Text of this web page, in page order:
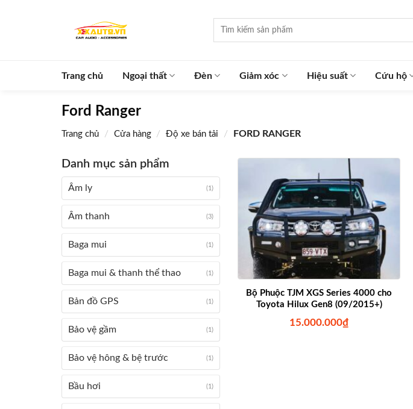
kiếm:
Trang chủ Ngoại thất Đèn Giảm xóc Hiệu suất Cứu hộ
Ford Ranger
Trang chủ / Cửa hàng / Độ xe bán tải / FORD RANGER
Danh mục sản phẩm
Âm ly (1)
Âm thanh (3)
Baga mui (1)
Baga mui & thanh thể thao (1)
Bản đồ GPS (1)
Bảo vệ gầm (1)
Bảo vệ hông & bệ trước (1)
Bầu hơi (1)
Bộ Phuộc TJM XGS Series 4000 cho
Toyota Hilux Gen8 (09/2015+)
15.000.000₫